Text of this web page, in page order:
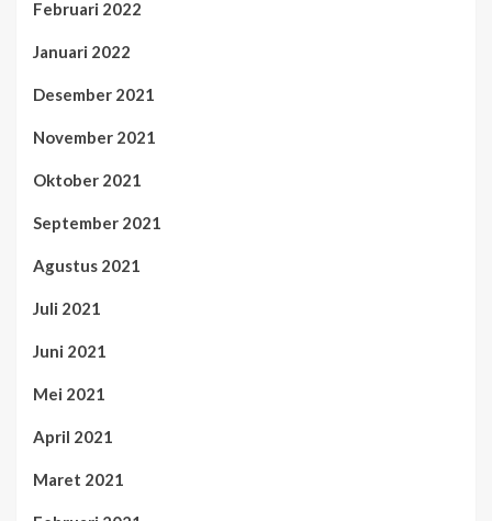
Februari 2022
Januari 2022
Desember 2021
November 2021
Oktober 2021
September 2021
Agustus 2021
Juli 2021
Juni 2021
Mei 2021
April 2021
Maret 2021